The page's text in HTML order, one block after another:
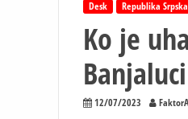
Desk Republika Srpska
Ko je
12/07/2023